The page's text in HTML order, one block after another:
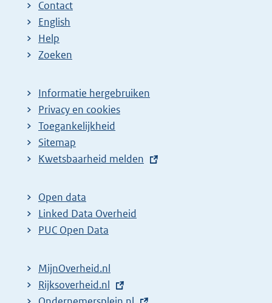
Contact
English
Help
Zoeken
Informatie hergebruiken
Privacy en cookies
Toegankelijkheid
Sitemap
E
t
e
r
l
i
Kwetsbaarheid melden
Open data
Linked Data Overheid
PUC Open Data
MijnOverheid.nl
E
Rijksoverheid.nl